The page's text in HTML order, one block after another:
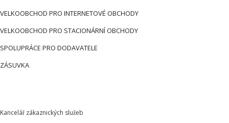
VELKOOBCHOD PRO INTERNETOVÉ OBCHODY
VELKOOBCHOD PRO STACIONÁRNÍ OBCHODY
SPOLUPRÁCE PRO DODAVATELE
ZÁSUVKA
Kancelář zákaznických služeb